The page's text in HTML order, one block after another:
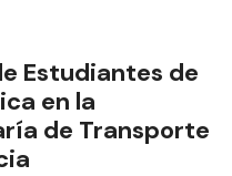
Estudiantes de
en la
de Transporte